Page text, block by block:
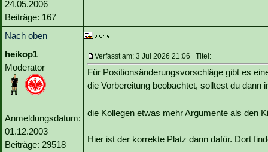
24.05.2006
Beiträge: 167
Nach oben
heikop1
Moderator
Anmeldungsdatum:
01.12.2003
Beiträge: 29518
Verfasst am: 3 Jul 2026 21:06 Titel:
Für Positionsänderungsvorschläge gibt es
die Vorbereitung beobachtet, solltest du
die Kollegen etwas mehr Argumente als den
Hier ist der korrekte Platz dann dafür. Dort